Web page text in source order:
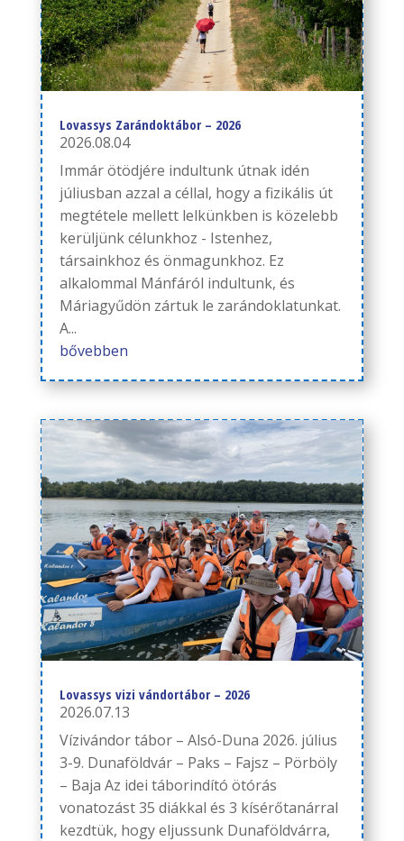
Lovassys Zarándoktábor – 2026
2026.08.04
Immár ötödjére indultunk útnak idén
júliusban azzal a céllal, hogy a fizikális út
megtétele mellett lelkünkben is közelebb
kerüljünk célunkhoz - Istenhez,
társainkhoz és önmagunkhoz. Ez
alkalommal Mánfáról indultunk, és
Máriagyűdön zártuk le zarándoklatunkat.
A...
bővebben
Lovassys vizi vándortábor – 2026
2026.07.13
Vízivándor tábor – Alsó-Duna 2026. július
3-9. Dunaföldvár – Paks – Fajsz – Pörböly
– Baja Az idei táborindító ötórás
vonatozást 35 diákkal és 3 kísérőtanárral
kezdtük, hogy eljussunk Dunaföldvárra,